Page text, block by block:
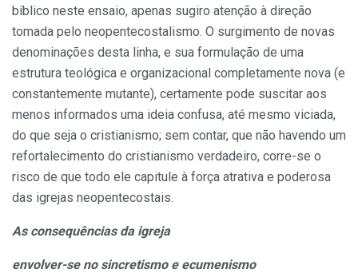
bíblico neste ensaio, apenas sugiro atenção à direção
tomada pelo neopentecostalismo. O surgimento de novas
denominações desta linha, e sua formulação de uma
estrutura teológica e organizacional completamente nova (e
constantemente mutante), certamente pode suscitar aos
menos informados uma ideia confusa, até mesmo viciada,
do que seja o cristianismo; sem contar, que não havendo um
refortalecimento do cristianismo verdadeiro, corre-se o
risco de que todo ele capitule à força atrativa e poderosa
das igrejas neopentecostais.
As consequências da igreja
envolver-se no sincretismo e ecumenismo